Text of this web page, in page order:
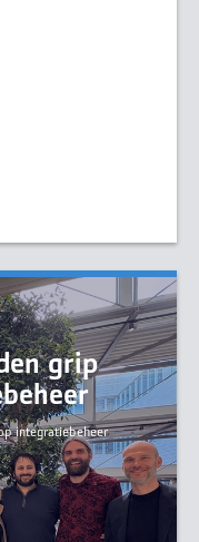
grip
integratiebeheer